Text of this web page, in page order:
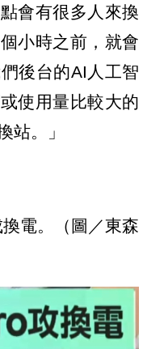
會有很多人來換
小時之前，就會
後台的AI人工智
使用量比較大的
站。」
電。（圖／東森